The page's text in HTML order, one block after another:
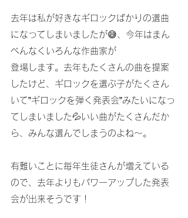
去年は私が好きなギロックばかりの選曲
になってしまいましたが😅、今年はまん
べんなくいろんな作曲家が
登場します。去年もたくさんの曲を提案
したけど、ギロックを選ぶ子がたくさん
いて”ギロックを弾く発表会”みたいになっ
てしまいました💦いい曲がたくさんだか
ら、みんな選んでしまうのよね～。
有難いことに毎年生徒さんが増えている
ので、去年よりもパワーアップした発表
会が出来そうです！